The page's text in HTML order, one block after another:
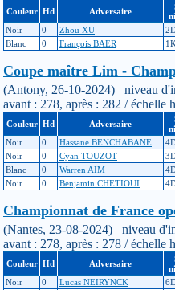
Couleur Hd Adversaire
Noir
0 Zhou XU
Blanc
0 François BAER 1K
Coupe maître Lim -
(Antony, 26-10-2024) niveau
avant : 278, après : 282 / échelle
Couleur Hd Adversaire
Noir
0 Hassane BENCHABANE
Noir
0 Cyan TOUZOT
Blanc
0 Warren AIM
Noir
0 Benjamin CHETIOUI
Championnat de France
(Nantes, 23-08-2024) niveau
avant : 278, après : 278 / échelle
Couleur Hd Adversaire
Noir
0 Lucas NEIRYNCK